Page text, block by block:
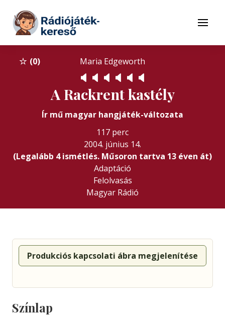
Tovább a tartalomhoz
Menü
0 Maria Edgeworth
🔈 🔈 🔈 🔈 🔈 🔈
A Rackrent kastély
Ír mű magyar hangjáték-változata
117 perc
2004. június 14.
(Legalább 4 ismétlés. Műsoron tartva 13 éven át)
Adaptáció
Felolvasás
Magyar Rádió
Produkciós kapcsolati ábra megjelenítése
Színlap